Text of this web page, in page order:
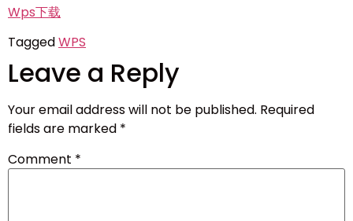
Wps下载
TaggedWPS
Leave a Reply
Your email address will not be published. Required
fields are marked *
Comment *